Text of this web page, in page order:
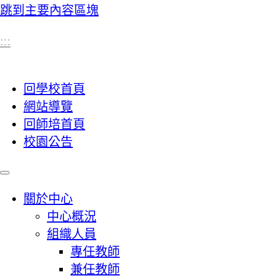
跳到主要內容區塊
:::
回學校首頁
網站導覽
回師培首頁
校園公告
關於中心
中心概況
組織人員
專任教師
兼任教師